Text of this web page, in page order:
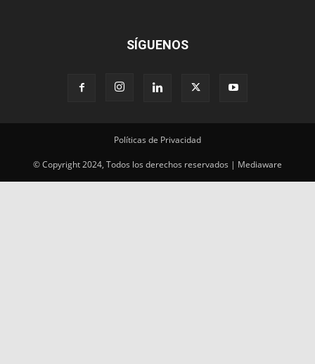
SÍGUENOS
Políticas de Privacidad
© Copyright 2024, Todos los derechos reservados | Mediaware